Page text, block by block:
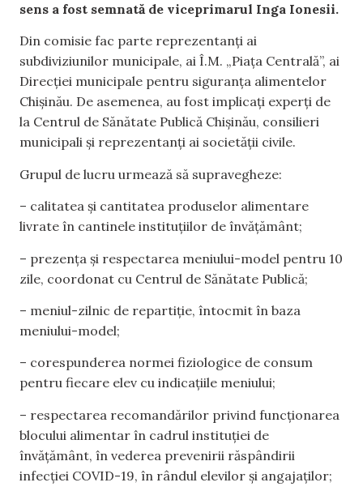
sens a fost semnată de viceprimarul Inga Ionesii.
Din comisie fac parte reprezentanți ai
subdiviziunilor municipale, ai Î.M. „Piața Centrală”, ai
Direcției municipale pentru siguranța alimentelor
Chișinău. De asemenea, au fost implicați experți de
la Centrul de Sănătate Publică Chișinău, consilieri
municipali și reprezentanți ai societății civile.
Grupul de lucru urmează să supravegheze:
– calitatea și cantitatea produselor alimentare
livrate în cantinele instituțiilor de învățământ;
– prezența și respectarea meniului-model pentru 10
zile, coordonat cu Centrul de Sănătate Publică;
– meniul-zilnic de repartiție, întocmit în baza
meniului-model;
– corespunderea normei fiziologice de consum
pentru fiecare elev cu indicațiile meniului;
– respectarea recomandărilor privind funcționarea
blocului alimentar în cadrul instituției de
învățământ, în vederea prevenirii răspândirii
infecției COVID-19, în rândul elevilor și angajaților;